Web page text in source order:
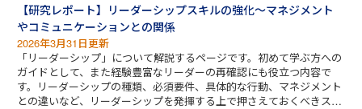
【研究レポート】リーダーシップスキルの強化～マネジメント
やコミュニケーションとの関係
2026年3月31日更新
「リーダーシップ」について解説するページです。初めて学ぶ方への
ガイドとして、また経験豊富なリーダーの再確認にも役立つ内容で
す。リーダーシップの種類、必須要件、具体的な行動、マネジメント
との違いなど、リーダーシップを発揮する上で押さえておくべきスキ